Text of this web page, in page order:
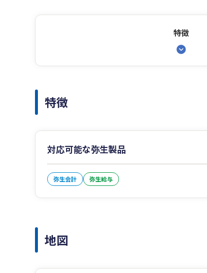
特徴
特徴
対応可能な弥生製品
弥生会計 弥生給与
地図